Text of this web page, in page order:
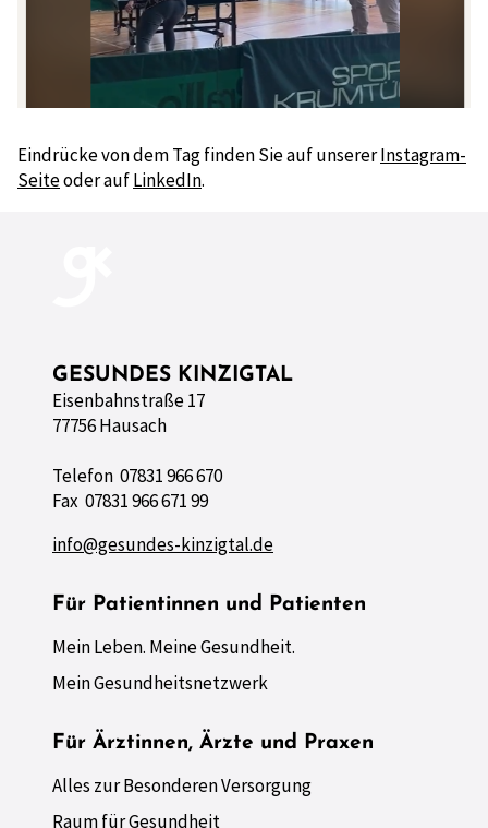
Eindrücke von dem Tag finden Sie auf unsererInstagram-
Seiteoder aufLinkedIn.
GESUNDES KINZIGTAL
Eisenbahnstraße 17
77756 Hausach
Telefon 07831 966 670
Fax 07831 966 671 99
info@gesundes-kinzigtal.de
Für Patientinnen und Patienten
Mein Leben. Meine Gesundheit.
Mein Gesundheitsnetzwerk
Für Ärztinnen, Ärzte und Praxen
Alles zur Besonderen Versorgung
Raum für Gesundheit